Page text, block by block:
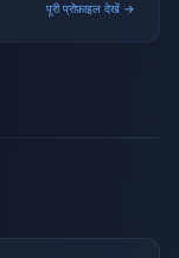
पूरी प्रोफ़ाइल देखें →